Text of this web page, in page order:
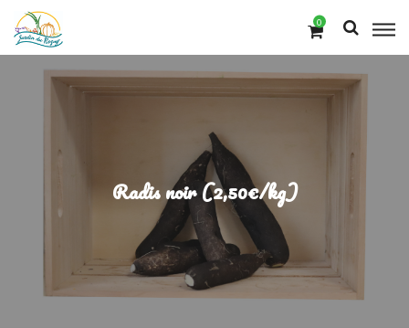
0
Radis noir (2,50€/kg)